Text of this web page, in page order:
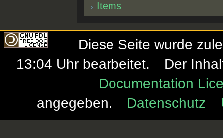
Items
Diese Seite wurde
13:04 Uhr bearbeitet.
Der
Documentation
angegeben.
Datenschutz